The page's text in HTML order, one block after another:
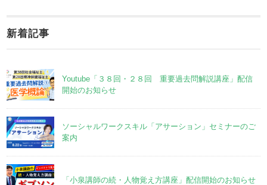
新着記事
Youtube「３８回・２８回 重要過去問解説講座」配信
開始のお知らせ
ソーシャルワークスキル「アサーション」セミナーのご
案内
「小泉講師の続・人物覚え方講座」配信開始のお知らせ